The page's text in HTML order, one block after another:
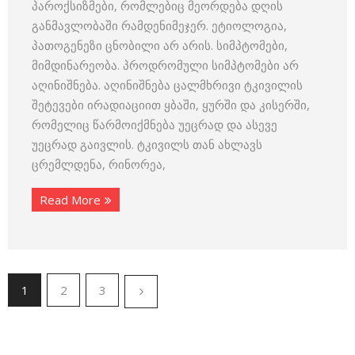
პაროქსიზმები, რომლებიც მეორდება დღის
განმავლობაში რამდენიმეჯერ. ეტიოლოგია,
პათოგენეზი ცნობილი არ არის. სიმპტომები,
მიმდინარეობა. პროდრომული სიმპტომები არ
აღინიშნება. აღინიშნება ცალმხრივი ტკივილის
შეტევები ირადიაციით ყბაში, ყურში და კისერში,
რომელიც წარმოიქმნება უეცრად და ასევე
უეცრად გაივლის. ტკივილს თან ახლავს
ცრემლდენა, რინორეა,
Read More
1 2 3